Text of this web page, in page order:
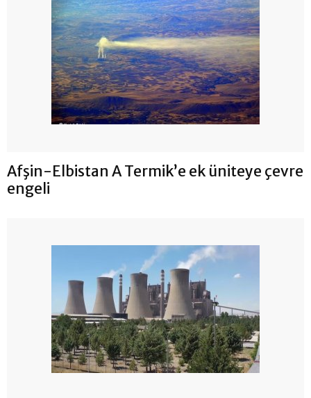
Afşin-Elbistan A Termik’e ek üniteye çevre
engeli